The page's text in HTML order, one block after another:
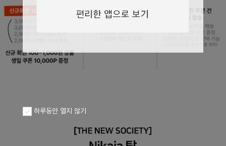
하루동안 열지 않기